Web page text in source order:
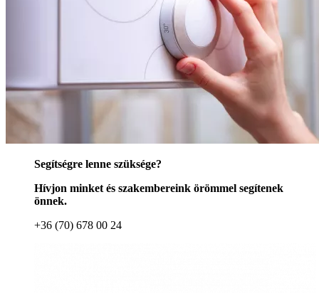
Segítségre lenne szüksége?
Hívjon minket és szakembereink örömmel segítenek
önnek.
+36 (70) 678 00 24